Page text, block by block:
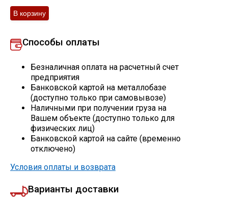
Нержавейка
Алюминиевый прокат
Способы оплаты
Безналичная оплата на расчетный счет
предприятия
Банковской картой на металлобазе
(доступно только при самовывозе)
Наличными при получении груза на
Вашем объекте (доступно только для
физических лиц)
Банковской картой на сайте (временно
отключено)
Условия оплаты и возврата
Варианты доставки